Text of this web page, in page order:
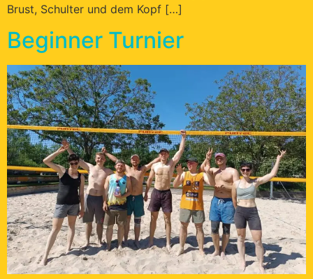
Brust, Schulter und dem Kopf […]
Beginner Turnier